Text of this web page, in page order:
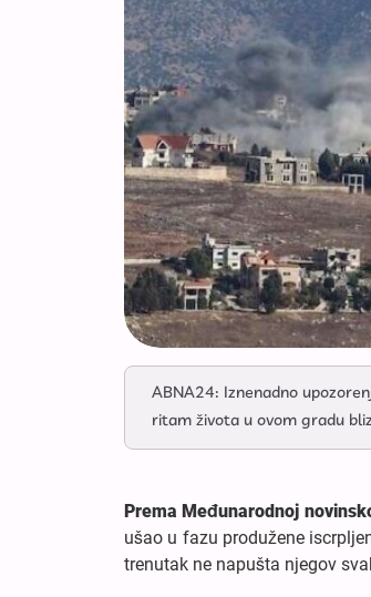
ABNA24: Iznenadno
ritam života u ovom gradu
Prema Međunarodnoj
ušao u fazu produžene
trenutak ne napušta njegov